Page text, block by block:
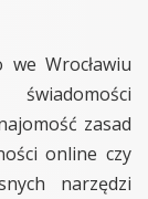
Wrocławiu
zasad
online czy
narzędzi